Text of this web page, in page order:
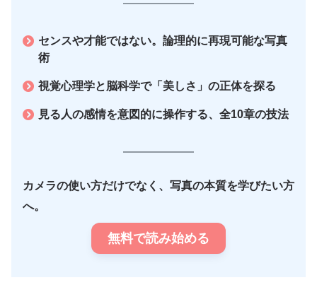
センスや才能ではない。論理的に再現可能な写真
術
視覚心理学と脳科学で「美しさ」の正体を探る
見る人の感情を意図的に操作する、全10章の技法
カメラの使い方だけでなく、写真の本質を学びたい方
へ。
無料で読み始める